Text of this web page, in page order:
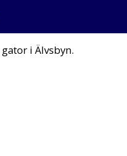
i Älvsbyn.